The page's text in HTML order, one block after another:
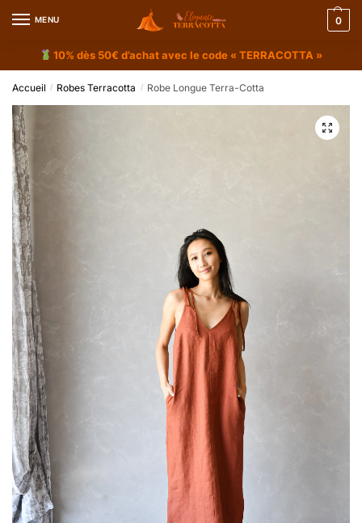
MENU 0
10% dès 50€ d’achat avec le code « TERRACOTTA »
Accueil / Robes Terracotta / Robe Longue Terra-Cotta